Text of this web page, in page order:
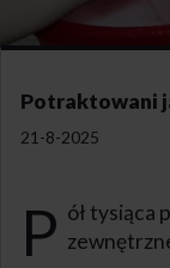
Potraktowani
21-8-2025
P ół tysiąca